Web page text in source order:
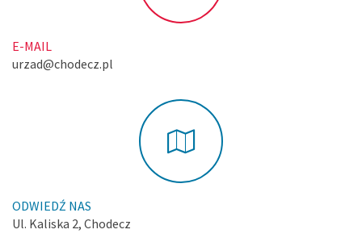
E-MAIL
urzad@chodecz.pl
ODWIEDŹ NAS
Ul. Kaliska 2, Chodecz